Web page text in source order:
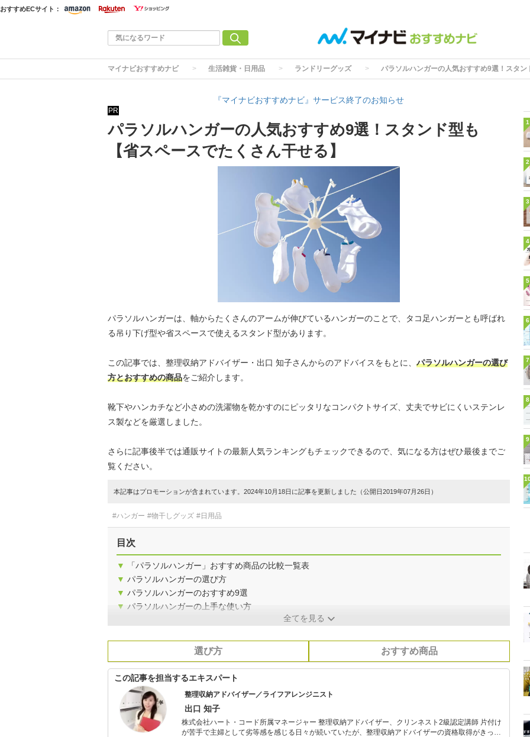
おすすめECサイト：
マイナビおすすめナビ 生活雑貨・日用品 ランドリーグッズ パラソルハンガーの人気おすすめ9選！スタ
『マイナビおすすめナビ』サービス終了のお知らせ
PR
パラソルハンガーの人気おすすめ9選！スタンド型も
【省スペースでたくさん干せる】
パラソルハンガーは、軸からたくさんのアームが伸びているハンガーのことで、タコ足ハンガーとも呼ばれ
る吊り下げ型や省スペースで使えるスタンド型があります。
この記事では、整理収納アドバイザー・出口 知子さんからのアドバイスをもとに、 パラソルハンガーの選び
方とおすすめの商品をご紹介します。
靴下やハンカチなど小さめの洗濯物を乾かすのにピッタリなコンパクトサイズ、丈夫でサビにくいステンレ
ス製などを厳選しました。
さらに記事後半では通販サイトの最新人気ランキングもチェックできるので、気になる方はぜひ最後までご
覧ください。
本記事はプロモーションが含まれています。2024年10月18日に記事を更新しました（公開日2019年07月26日）
#ハンガー #物干しグッズ #日用品
目次
▼
「パラソルハンガー」おすすめ商品の比較一覧表
▼ パラソルハンガーの選び方
▼ パラソルハンガーのおすすめ9選
▼ パラソルハンガーの上手な使い方
全てを見る
選び方 おすすめ商品
この記事を担当するエキスパート
整理収納アドバイザー／ライフアレンジニスト
出口 知子
株式会社ハート・コード所属マネージャー 整理収納アドバイザー、クリンネスト2級認定講師 片付け
が苦手で主婦として劣等感を感じる日々が続いていたが、整理収納アドバイザーの資格取得がきっか
1
2
3
4
5
6
7
8
9